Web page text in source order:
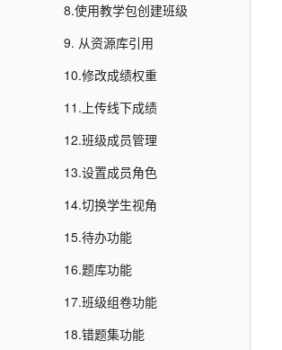
8.使用教学包创建班级
9. 从资源库引用
10.修改成绩权重
11.上传线下成绩
12.班级成员管理
13.设置成员角色
14.切换学生视角
15.待办功能
16.题库功能
17.班级组卷功能
18.错题集功能